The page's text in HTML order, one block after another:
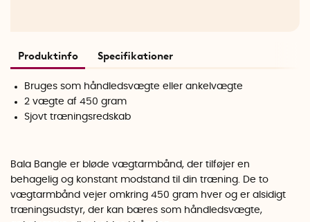
Produktinfo Specifikationer
Bruges som håndledsvægte eller ankelvægte
2 vægte af 450 gram
Sjovt træningsredskab
Bala Bangle er bløde vægtarmbånd, der tilføjer en
behagelig og konstant modstand til din træning. De to
vægtarmbånd vejer omkring 450 gram hver og er alsidigt
træningsudstyr, der kan bæres som håndledsvægte,